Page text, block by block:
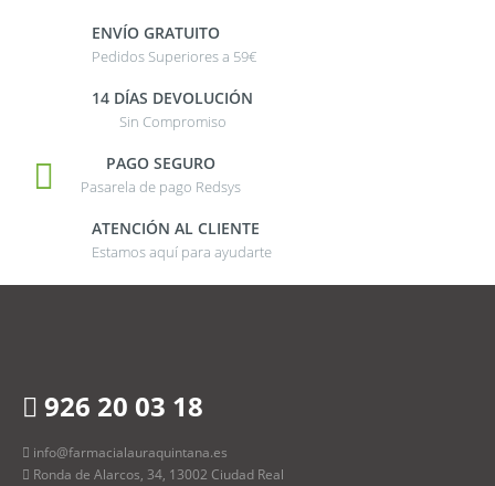
ENVÍO GRATUITO
Pedidos Superiores a 59€
14 DÍAS DEVOLUCIÓN
Sin Compromiso
PAGO SEGURO
Pasarela de pago Redsys
ATENCIÓN AL CLIENTE
Estamos aquí para ayudarte
926 20 03 18
info@farmacialauraquintana.es
Ronda de Alarcos, 34, 13002 Ciudad Real